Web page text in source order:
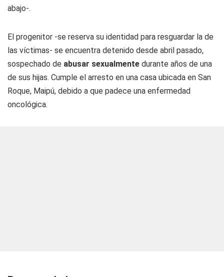
abajo-.
El progenitor -se reserva su identidad para resguardar la de
las víctimas- se encuentra detenido desde abril pasado,
sospechado de abusar sexualmente durante años de una
de sus hijas. Cumple el arresto en una casa ubicada en San
Roque, Maipú, debido a que padece una enfermedad
oncológica.